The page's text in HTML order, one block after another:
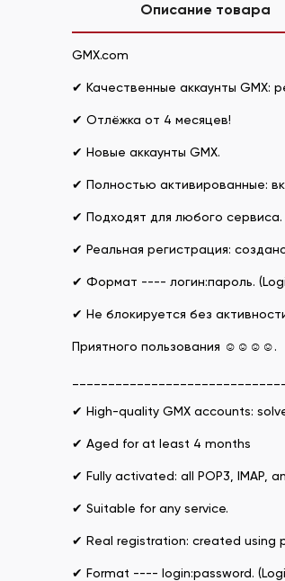
Описание товара
GMX.com
✔ Качественные аккаунты GMX:
✔ Отлёжка от 4 месяцев!
✔ Новые аккаунты GMX.
✔ Полностью активированные:
✔ Подходят для любого сервиса.
✔ Реальная регистрация:
✔ Формат ---- логин:пароль.
✔ Не блокируется без
Приятного пользования ☺☺☺☺.
✔ High-quality GMX accounts:
✔ Aged for at least 4 months
✔ Fully activated: all POP3, IMAP,
✔ Suitable for any service.
✔ Real registration: created using
✔ Format ---- login:password.